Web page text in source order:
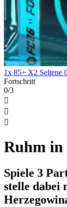
1x 85+ X2 Seltene
Fortschritt
0/3



Ruhm in
Spiele 3
stelle dabei